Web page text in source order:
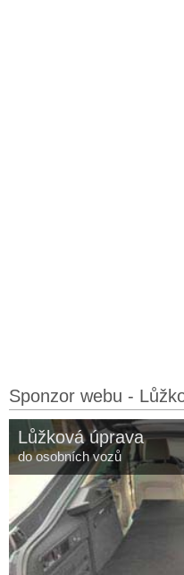
Sponzor webu -
Lůžková úprava
do osobních vozů